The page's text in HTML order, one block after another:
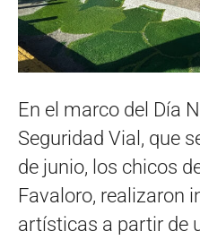
En el marco del Día
Seguridad Vial, que
de junio, los chicos
Favaloro, realizaron
artísticas a partir de